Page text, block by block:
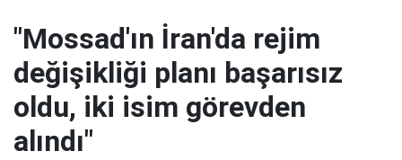
"Mossad'ın İran'da rejim
değişikliği planı başarısız
oldu, iki isim görevden
alındı"